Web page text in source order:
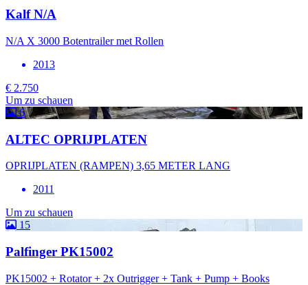
Kalf N/A
N/A X 3000 Botentrailer met Rollen
2013
€ 2.750
Um zu schauen
6
ALTEC OPRIJPLATEN
OPRIJPLATEN (RAMPEN) 3,65 METER LANG
2011
Um zu schauen
15
Palfinger PK15002
PK15002 + Rotator + 2x Outrigger + Tank + Pump + Books